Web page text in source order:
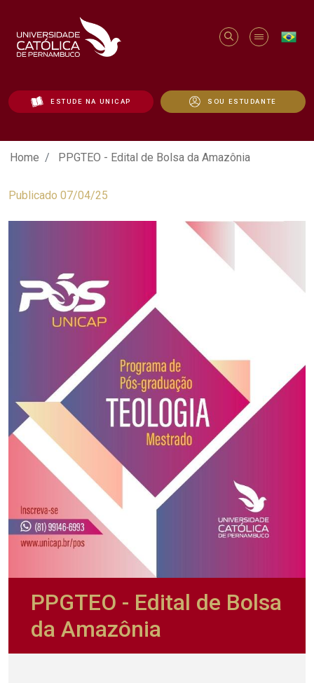
ESTUDE NA UNICAP SOU ESTUDANTE
PPGTEO - Edital de Bolsa da Amazônia
Home PPGTEO - Edital de Bolsa da Amazônia
Publicado 07/04/25
PPGTEO - Edital de Bolsa
da Amazônia